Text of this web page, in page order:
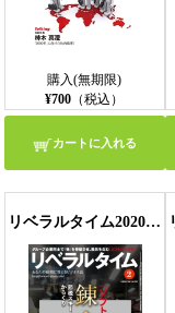
購入(無期限)
¥700 （税込）
カートに入れる
リベラルタイム2020年2月号